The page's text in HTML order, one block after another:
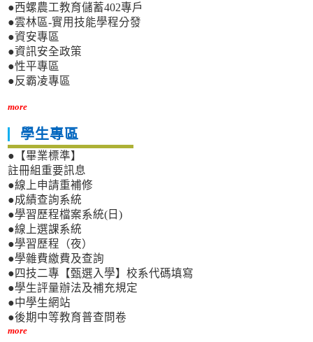
●西螺農工教育儲蓄402專戶
●雲林區-實用技能學程分發
●資安專區
●資訊安全政策
●性平專區
●反霸凌專區
more
學生專區
●【畢業標準】
註冊組重要訊息
●線上申請重補修
●成績查詢系統
●學習歷程檔案系統(日)
●線上選課系統
●學習歷程（夜）
●學雜費繳費及查詢
●四技二專【甄選入學】校系代碼填寫
●學生評量辦法及補充規定
●中學生網站
●後期中等教育普查問卷
more